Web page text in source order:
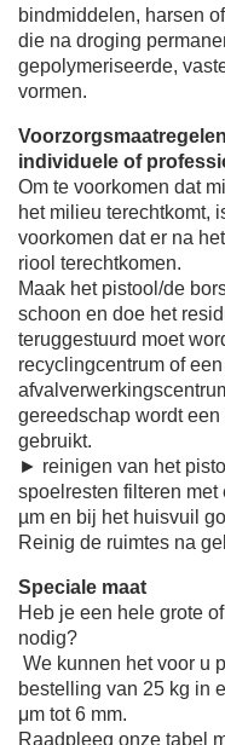
bindmiddelen, harsen
die na droging
gepolymeriseerde,
vormen.
individuele of
Om te voorkomen dat
het milieu terechtkomt,
voorkomen dat er na
riool terechtkomen.
Maak het pistool/de
schoon en doe het
teruggestuurd moet
recyclingcentrum of
gereedschap wordt
gebruikt.
► reinigen van het
spoelresten filteren
µm en bij het huisvuil
Reinig de ruimtes na
Speciale maat
Heb je een hele grote
nodig?
We kunnen het voor u
bestelling van 25 kg in
μm tot 6 mm.
Raadpleeg onze tabel